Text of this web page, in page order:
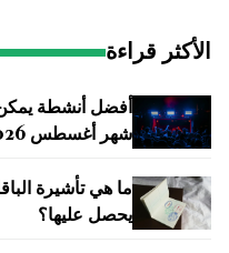
الأكثر قراءة
أفضل أنشطة يمكن
شهر أغسطس 2026
ما هي تأشيرة
يحصل عليها؟